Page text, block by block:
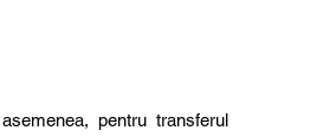
pentru transferul